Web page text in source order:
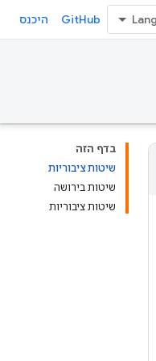
GitHub היכנס
בדף הזה
שיטות ציבוריות
שיטות בירושה
שיטות ציבוריות